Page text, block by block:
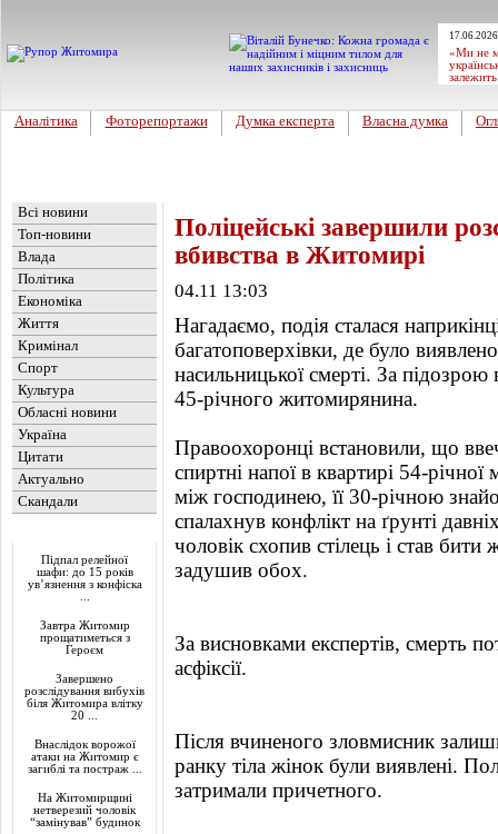
«Ми не
Аналітика Фоторепортажи Думка експерта Власна думка
Всі новини
Топ-новини
Влада
Політика
Економіка
Життя
Кримінал
Спорт
Культура
Обласні новини
Україна
Цитати
Актуально
Скандали
Підпал релейної
шафи: до 15 років
ув’язнення з конфіска
Завтра Житомир
прощатиметься з
Героєм
Завершено
розслідування вибухів
біля Житомира влітку
20 ...
Внаслідок ворожої
атаки на Житомир є
загиблі та постраж ...
На Житомирщині
нетверезий чоловік
“замінував” будинок
Поліцейські завершили
вбивства в Житомирі
04.11 13:03
Нагадаємо, подія сталася
багатоповерхівки, де було
насильницької смерті. За підозрою
45-річного житомирянина.
Правоохоронці встановили, що
спиртні напої в квартирі 54-річної
між господинею, її 30-річною
спалахнув конфлікт на ґрунті
чоловік схопив стілець і став
задушив обох.
За висновками експертів, смерть
асфіксії.
Після вчиненого зловмисник
ранку тіла жінок були виявлені.
затримали причетного.